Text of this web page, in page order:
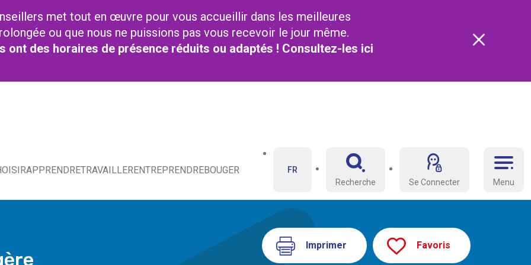
met tout en œuvre pour vous accueillir dans les meilleures
ou que nous ne puissions pas vous recevoir le jour même.
ont des horaires de présence réduits ou adaptés ! Consultez-les ici
APPRENDRETRAVAILLERENTREPRENDREBOUGER
Menu
FR
Recherche
Se Connecter
Imprimer Favoris